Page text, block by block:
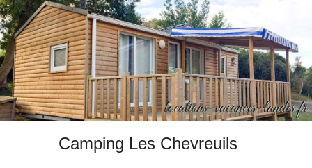
Camping Les Chevreuils